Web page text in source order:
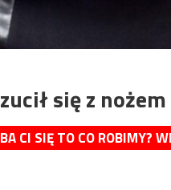
się z
CI SIĘ TO CO ROBIMY?